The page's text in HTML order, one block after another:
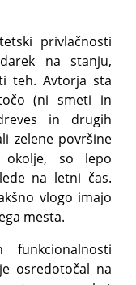
privlačnosti
na stanju,
teh. Avtorja sta
(ni smeti in
in drugih
zelene površine
okolje, so lepo
na letni čas.
vlogo imajo
mesta.
osredotočal na